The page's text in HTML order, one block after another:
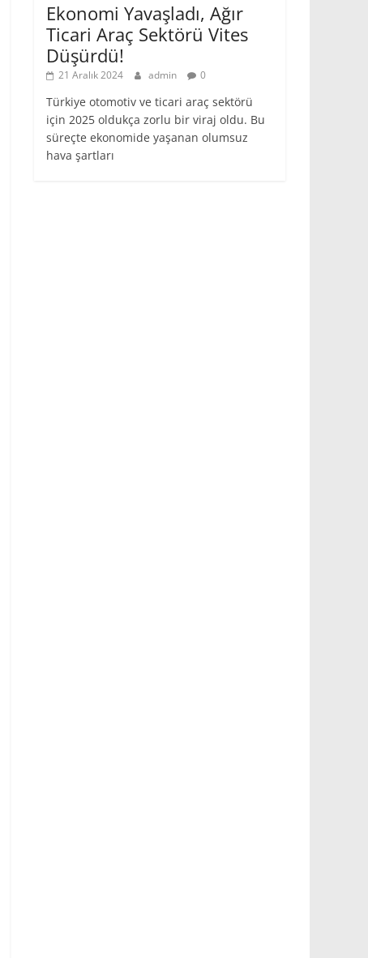
Ekonomi Yavaşladı, Ağır
Ticari Araç Sektörü Vites
Düşürdü!
21 Aralık 2024 admin 0
Türkiye otomotiv ve ticari araç sektörü
için 2025 oldukça zorlu bir viraj oldu. Bu
süreçte ekonomide yaşanan olumsuz
hava şartları